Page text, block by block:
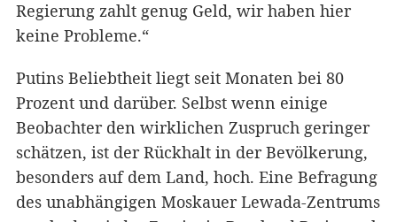
Regierung zahlt genug Geld, wir haben hier
keine Probleme.“
Putins Beliebtheit liegt seit Monaten bei 80
Prozent und darüber. Selbst wenn einige
Beobachter den wirklichen Zuspruch geringer
schätzen, ist der Rückhalt in der Bevölkerung,
besonders auf dem Land, hoch. Eine Befragung
des unabhängigen Moskauer Lewada-Zentrums